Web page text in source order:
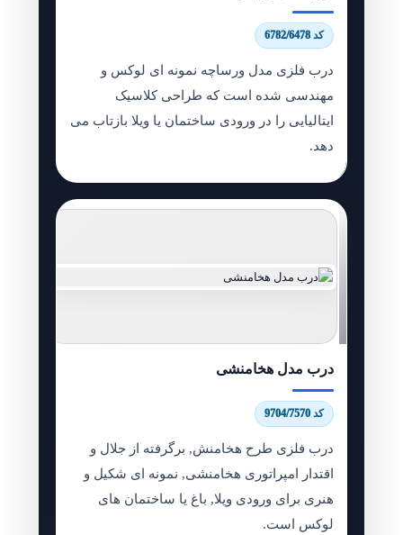
کد 6782/6478
درب فلزی مدل ورساچه نمونه ای لوکس و
مهندسی شده است که طراحی کلاسیک
ایتالیایی را در ورودی ساختمان یا ویلا بازتاب می
دهد.
درب مدل هخامنشی
کد 9704/7570
درب فلزی طرح هخامنش, برگرفته از جلال و
اقتدار امپراتوری هخامنشی, نمونه ای شکیل و
هنری برای ورودی ویلا, باغ یا ساختمان های
لوکس است.